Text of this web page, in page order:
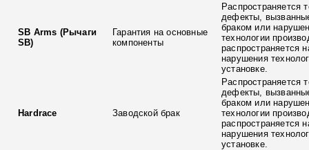
SB Arms (Рычаги
SB)
Гарантия на основные
компоненты
Распространяется
дефекты,
браком или
технологии
распространяется
нарушения
установке.
Hardrace Заводской брак
Распространяется
дефекты,
браком или
технологии
распространяется
нарушения
установке.